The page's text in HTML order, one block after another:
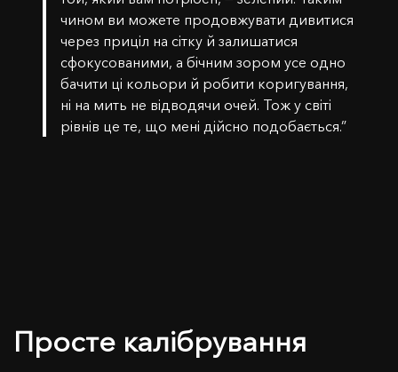
чином ви можете продовжувати дивитися
через приціл на сітку й залишатися
сфокусованими, а бічним зором усе одно
бачити ці кольори й робити коригування,
ні на мить не відводячи очей. Тож у світі
рівнів це те, що мені дійсно подобається.”
Просте калібрування